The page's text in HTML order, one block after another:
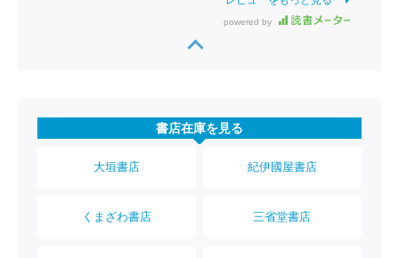
powered by
書店在庫を見る
大垣書店 紀伊國屋書店
くまざわ書店 三省堂書店